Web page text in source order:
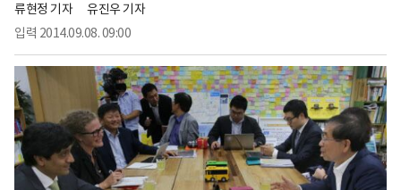
류현정 기자
유진우 기자
입력 2014.09.08. 09:00